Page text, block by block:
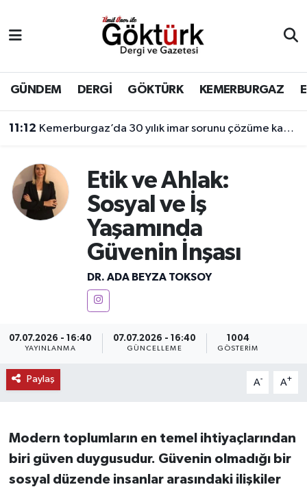
GÜNDEM DERGİ GÖKTÜRK KEMERBURGAZ
11:12 Kemerburgaz’da 30 yılık imar sorunu çözüme kavuşuyor
Etik ve Ahlak:
Sosyal ve İş
Yaşamında
Güvenin İnşası
DR. ADA BEYZA TOKSOY
07.07.2026 - 16:40
YAYINLANMA
07.07.2026 - 16:40
GÜNCELLEME
1004
GÖSTERIM
Paylaş A- A+
Modern toplumların en temel ihtiyaçlarından
biri güven duygusudur. Güvenin olmadığı bir
sosyal düzende insanlar arasındaki ilişkiler
BİLİM
DERGİ
EĞİTİM
EKONOMİ
GÖKTÜRK
GÜNDEM
KEMERBURGAZ
KÜLTÜR - SANAT
ÖZEL HABER
SAĞLIK
Eyüpsultan Hava Durumu
Eyüpsultan Trafik Yoğunluk Haritası
Süper Lig Puan Durumu ve Fikstür
Son Dakika Haberleri
Haber Arşivi